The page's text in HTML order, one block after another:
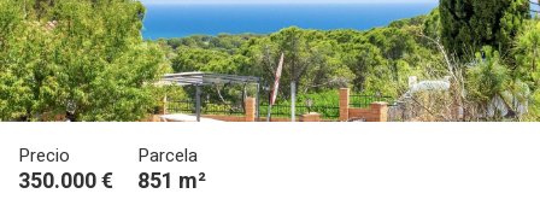
Precio
350.000 €
Parcela
851 m²